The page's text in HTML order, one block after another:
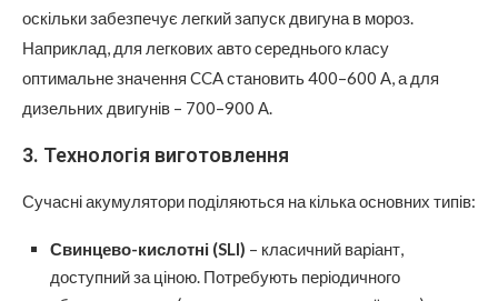
оскільки забезпечує легкий запуск двигуна в мороз.
Наприклад, для легкових авто середнього класу
оптимальне значення CCA становить 400–600 А, а для
дизельних двигунів – 700–900 А.
3. Технологія виготовлення
Сучасні акумулятори поділяються на кілька основних типів:
Свинцево-кислотні (SLI) – класичний варіант,
доступний за ціною. Потребують періодичного